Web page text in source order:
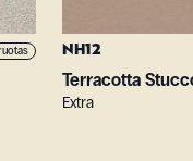
NH12
Terracotta
Extra